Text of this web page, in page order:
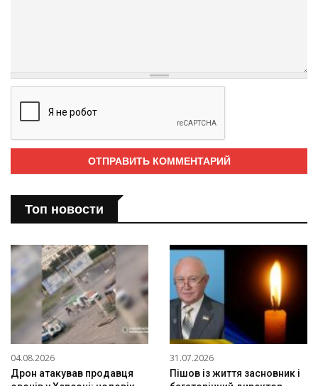
Топ новости
04.08.2026
Дрон атакував продавця
31.07.2026
Пішов із життя засновник і